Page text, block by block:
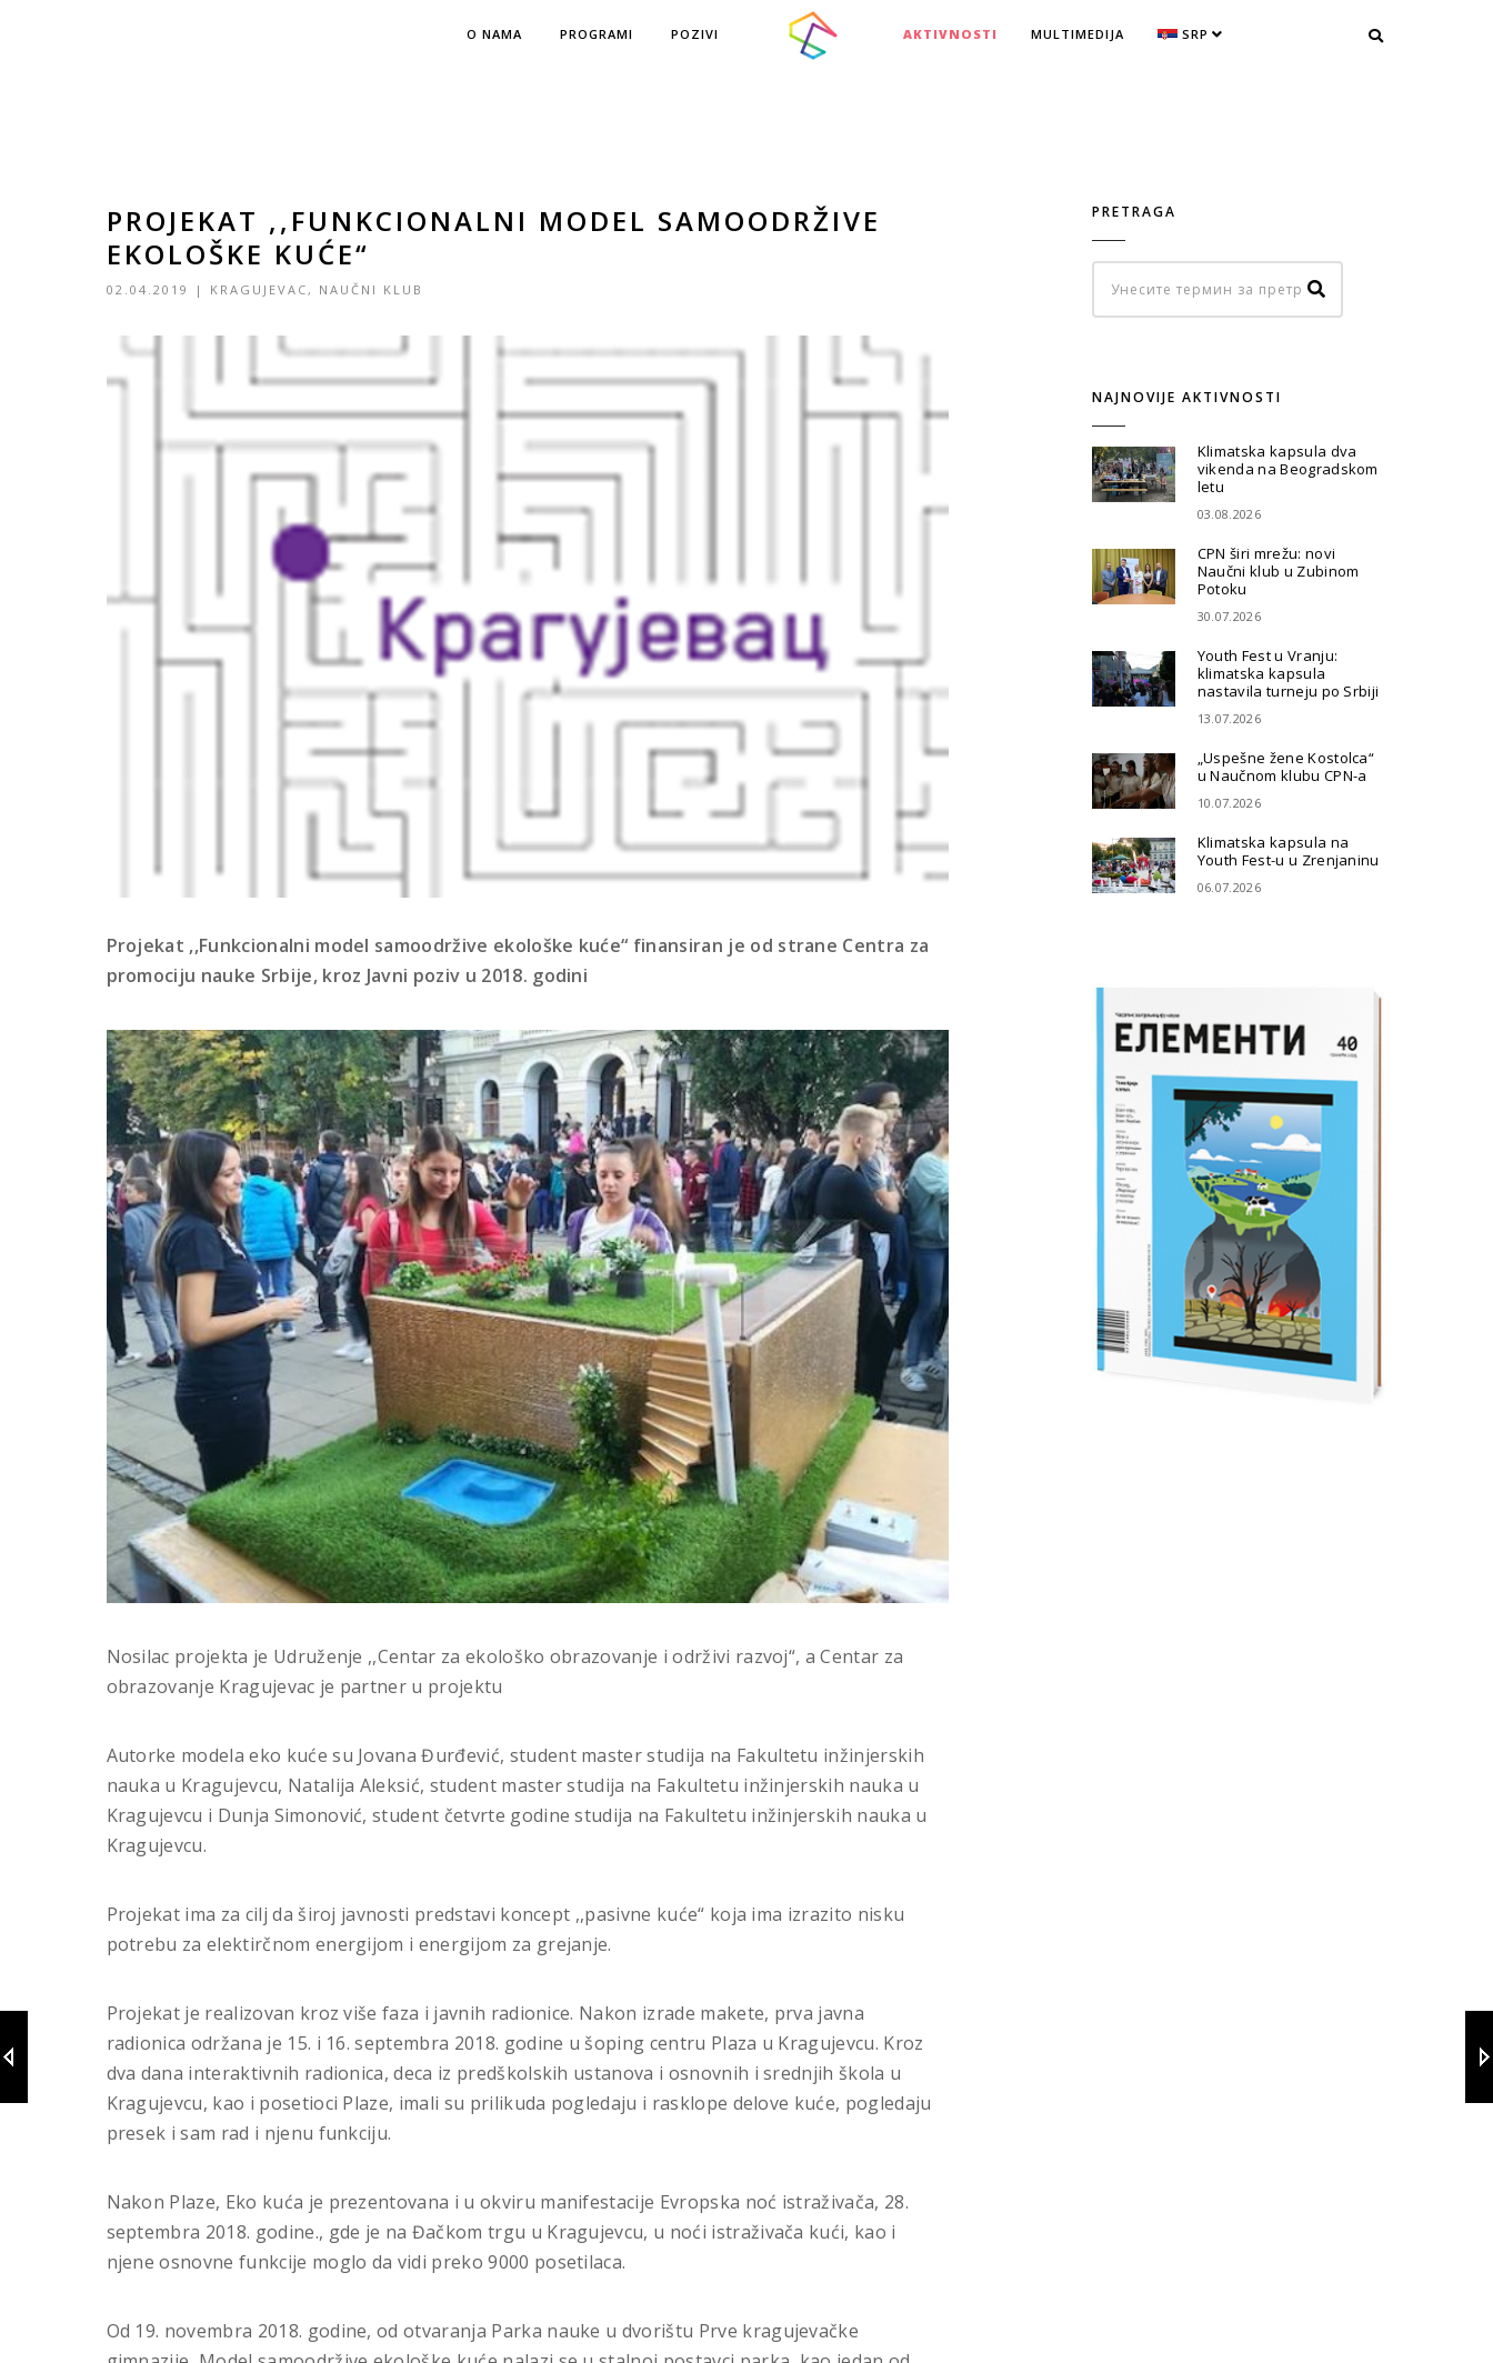
O NAMA PROGRAMI POZIVI AKTIVNOSTI MULTIMEDIJA SRP
PROJEKAT ,,FUNKCIONALNI MODEL SAMOODRŽIVE
EKOLOŠKE KUĆE“
02.04.2019 | KRAGUJEVAC, NAUČNI KLUB
Projekat ,,Funkcionalni model samoodržive ekološke kuće“ finansiran je od strane Centra za
promociju nauke Srbije, kroz Javni poziv u 2018. godini
Nosilac projekta je Udruženje ,,Centar za ekološko obrazovanje i održivi razvoj“, a Centar za
obrazovanje Kragujevac je partner u projektu
Autorke modela eko kuće su Jovana Đurđević, student master studija na Fakultetu inžinjerskih
nauka u Kragujevcu, Natalija Aleksić, student master studija na Fakultetu inžinjerskih nauka u
Kragujevcu i Dunja Simonović, student četvrte godine studija na Fakultetu inžinjerskih nauka u
Kragujevcu.
Projekat ima za cilj da široj javnosti predstavi koncept ,,pasivne kuće“ koja ima izrazito nisku
potrebu za elektirčnom energijom i energijom za grejanje.
Projekat je realizovan kroz više faza i javnih radionice. Nakon izrade makete, prva javna
radionica održana je 15. i 16. septembra 2018. godine u šoping centru Plaza u Kragujevcu. Kroz
dva dana interaktivnih radionica, deca iz predškolskih ustanova i osnovnih i srednjih škola u
Kragujevcu, kao i posetioci Plaze, imali su prilikuda pogledaju i rasklope delove kuće, pogledaju
presek i sam rad i njenu funkciju.
Nakon Plaze, Eko kuća je prezentovana i u okviru manifestacije Evropska noć istraživača, 28.
septembra 2018. godine., gde je na Đačkom trgu u Kragujevcu, u noći istraživača kući, kao i
njene osnovne funkcije moglo da vidi preko 9000 posetilaca.
Od 19. novembra 2018. godine, od otvaranja Parka nauke u dvorištu Prve kragujevačke
PRETRAGA
NAJNOVIJE AKTIVNOSTI
Klimatska kapsula dva
vikenda na Beogradskom
letu
03.08.2026
CPN širi mrežu: novi
Naučni klub u Zubinom
Potoku
30.07.2026
Youth Fest u Vranju:
klimatska kapsula
nastavila turneju po Srbiji
13.07.2026
„Uspešne žene Kostolca“
u Naučnom klubu CPN-a
10.07.2026
Klimatska kapsula na
Youth Fest-u u Zrenjaninu
06.07.2026